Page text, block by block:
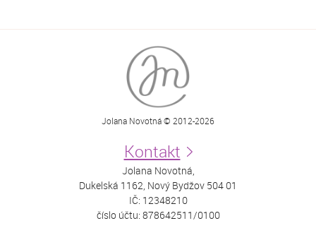
Jolana Novotná © 2012-2026
Kontakt
Jolana Novotná,
Dukelská 1162, Nový Bydžov 504 01
IČ: 12348210
číslo účtu: 878642511/0100